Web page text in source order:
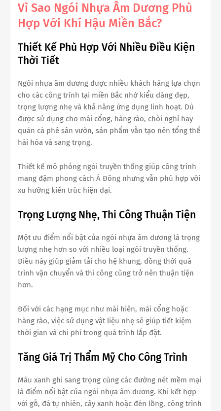
Vì Sao Ngói Nhựa Âm Dương Phù
Hợp Với Khí Hậu Miền Bắc?
Thiết Kế Phù Hợp Với Nhiều Điều Kiện
Thời Tiết
Ngói nhựa âm dương được nhiều khách hàng lựa chọn
cho các công trình tại miền Bắc nhờ kiểu dáng đẹp,
trọng lượng nhẹ và khả năng ứng dụng linh hoạt. Dù
được sử dụng cho mái cổng, hàng rào, chòi nghỉ hay
quán cà phê sân vườn, sản phẩm vẫn tạo nên tổng thể
hài hòa và sang trọng.
Thiết kế mô phỏng ngói truyền thống giúp công trình
mang đậm phong cách Á Đông nhưng vẫn phù hợp với
xu hướng kiến trúc hiện đại.
Trọng Lượng Nhẹ, Thi Công Thuận Tiện
Một ưu điểm nổi bật của ngói nhựa âm dương là trọng
lượng nhẹ hơn so với nhiều loại ngói truyền thống.
Điều này giúp giảm tải cho hệ khung, đồng thời quá
trình vận chuyển và thi công cũng trở nên thuận tiện
hơn.
Đối với các hạng mục như mái hiên, mái cổng hoặc
hàng rào, việc sử dụng vật liệu nhẹ sẽ giúp tiết kiệm
thời gian và chi phí trong quá trình lắp đặt.
Tăng Giá Trị Thẩm Mỹ Cho Công Trình
Màu xanh ghi sang trọng cùng các đường nét mềm mại
là điểm nổi bật của ngói nhựa âm dương. Khi kết hợp
với gỗ, đá tự nhiên, cây xanh hoặc đèn lồng, công trình